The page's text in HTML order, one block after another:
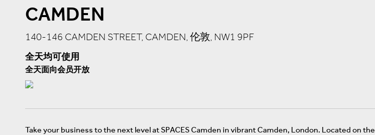
CAMDEN
140-146 CAMDEN STREET, CAMDEN, 伦敦, NW1 9PF
全天均可使用
全天面向会员开放
Take your business to the next level at SPACES Camden in vibrant Camden, London. Located on the